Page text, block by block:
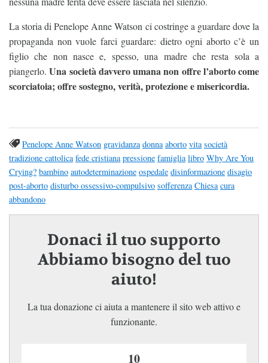
La storia di Penelope Anne Watson ci costringe a guardare dove la
propaganda non vuole farci guardare: dietro ogni aborto c’è un
figlio che non nasce e, spesso, una madre che resta sola a
piangerlo.Una società davvero umana non offre l’aborto come
scorciatoia; offre sostegno, verità, protezione e misericordia.
Penelope Anne Watson gravidanza donna aborto vita società
tradizione cattolica fede cristiana pressione famiglia libro Why Are You
Crying? bambino autodeterminazione ospedale disinformazione disagio
post-aborto disturbo ossessivo-compulsivo sofferenza Chiesa cura
abbandono
Donaci il tuo supporto
Abbiamo bisogno del tuo
aiuto!
La tua donazione ci aiuta a mantenere il sito web attivo e
funzionante.